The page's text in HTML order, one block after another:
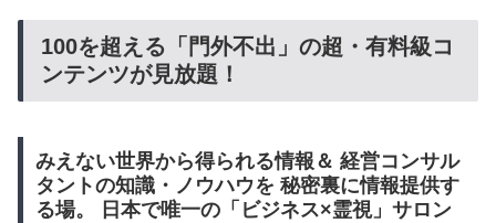
​100を超える「門外不出」の超・有料級コ
ンテンツが見放題！
みえない世界から得られる情報＆ 経営コンサル
タントの知識・ノウハウを 秘密裏に情報提供す
る場。 日本で唯一の「ビジネス×霊視」サロン